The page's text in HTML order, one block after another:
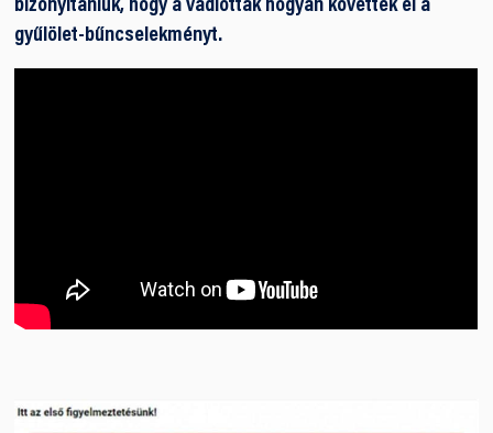
bizonyítaniuk, hogy a vádlottak hogyan követték el a
gyűlölet-bűncselekményt.